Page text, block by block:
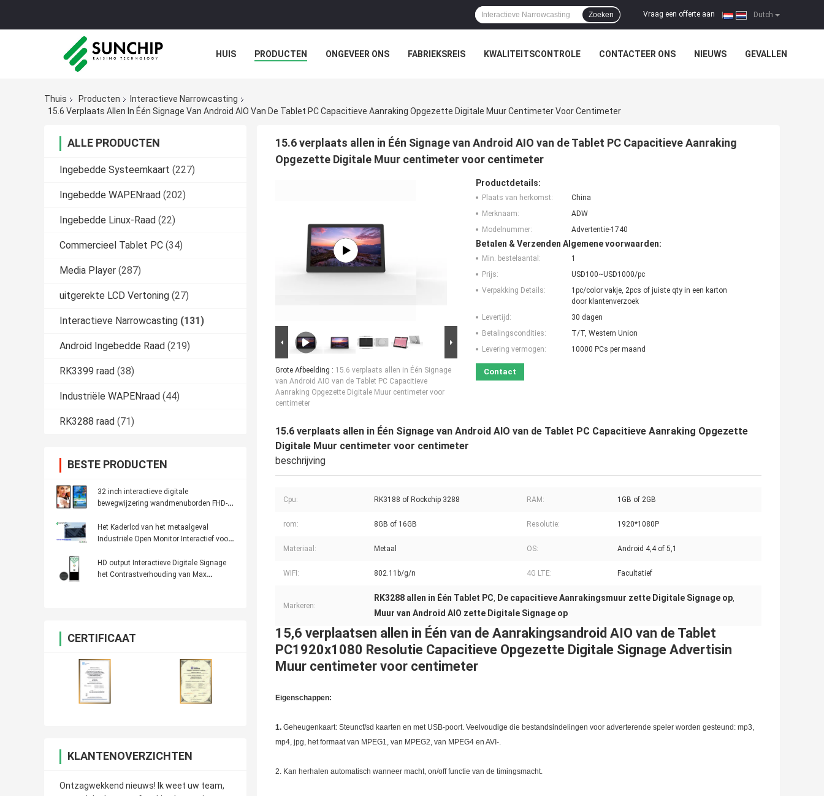
Dutch
Vraag een offerte aan
Zoeken
HUIS PRODUCTEN ONGEVEER ONS FABRIEKSREIS KWALITEITSCONTROLE CONTACTEER ONS NIEUWS GEVALLEN
Thuis
Producten
Interactieve Narrowcasting
15.6 Verplaats Allen In Één Signage Van Android AIO Van De Tablet PC Capacitieve Aanraking Opgezette Digitale Muur Centimeter Voor Centimeter
ALLE PRODUCTEN
Ingebedde Systeemkaart (227)
Ingebedde WAPENraad (202)
Ingebedde Linux-Raad (22)
Commercieel Tablet PC (34)
Media Player (287)
uitgerekte LCD Vertoning (27)
Interactieve Narrowcasting (131)
Android Ingebedde Raad (219)
RK3399 raad (38)
Industriële WAPENraad (44)
RK3288 raad (71)
BESTE PRODUCTEN
32 inch interactieve digitale
bewegwijzering wandmenuborden FHD-
Het Kaderlcd van het metaalgeval
Industriële Open Monitor Interactief voor
HD output Interactieve Digitale Signage
het Contrastverhouding van Max
CERTIFICAAT
KLANTENOVERZICHTEN
Ontzagwekkend nieuws! Ik weet uw team,
15.6 verplaats allen in Één Signage van Android AIO van de Tablet PC Capacitieve Aanraking
Opgezette Digitale Muur centimeter voor centimeter
Grote Afbeelding : 15.6 verplaats allen in Één Signage
van Android AIO van de Tablet PC Capacitieve
Aanraking Opgezette Digitale Muur centimeter voor
centimeter
Productdetails:
Plaats van herkomst:
China
Merknaam:
ADW
Modelnummer:
Advertentie-1740
Betalen & Verzenden Algemene voorwaarden:
Min. bestelaantal:
1
Prijs:
USD100~USD1000/pc
Verpakking Details:
1pc/color vakje, 2pcs of juiste qty in een karton
door klantenverzoek
Levertijd:
30 dagen
Betalingscondities:
T/T, Western Union
Levering vermogen:
10000 PCs per maand
Contact
15.6 verplaats allen in Één Signage van Android AIO van de Tablet PC Capacitieve Aanraking Opgezette
Digitale Muur centimeter voor centimeter
beschrijving
Cpu: RK3188 of Rockchip 3288 RAM: 1GB of 2GB
rom: 8GB of 16GB Resolutie: 1920*1080P
Materiaal: Metaal OS: Android 4,4 of 5,1
WIFI: 802.11b/g/n 4G LTE: Facultatief
Markeren:
RK3288 allen in Één Tablet PC De capacitieve Aanrakingsmuur zette Digitale Signage op
Muur van Android AIO zette Digitale Signage op
15,6 verplaatsen allen in Één van de Aanrakingsandroid AIO van de Tablet
PC1920x1080 Resolutie Capacitieve Opgezette Digitale Signage Advertisin
Muur centimeter voor centimeter
Eigenschappen:
1. Geheugenkaart: Steuncf/sd kaarten en met USB-poort. Veelvoudige die bestandsindelingen voor adverterende speler worden gesteund: mp3,
mp4, jpg, het formaat van MPEG1, van MPEG2, van MPEG4 en AVI-.
2. Kan herhalen automatisch wanneer macht, on/off functie van de timingsmacht.